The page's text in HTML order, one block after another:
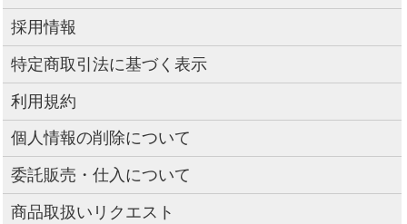
採用情報
特定商取引法に基づく表示
利用規約
個人情報の削除について
委託販売・仕入について
商品取扱いリクエスト